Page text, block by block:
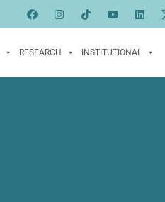
RESEARCH INSTITUTIONAL